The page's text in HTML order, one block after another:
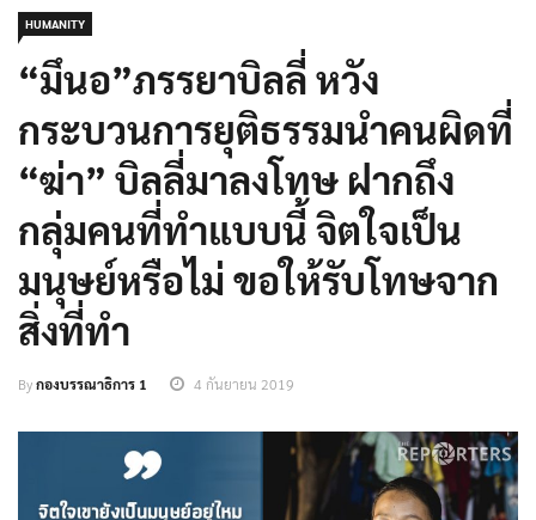
HUMANITY
“มึนอ”ภรรยาบิลลี่ หวัง
กระบวนการยุติธรรมนำคนผิดที่
“ฆ่า” บิลลี่มาลงโทษ ฝากถึง
กลุ่มคนที่ทำแบบนี้ จิตใจเป็น
มนุษย์หรือไม่ ขอให้รับโทษจาก
สิ่งที่ทำ
Byกองบรรณาธิการ 1 4 กันยายน 2019